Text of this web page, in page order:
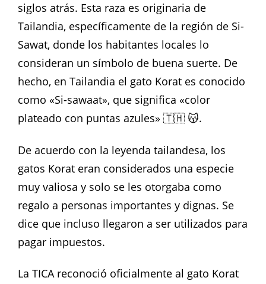
siglos atrás. Esta raza es originaria de
Tailandia, específicamente de la región de Si-
Sawat, donde los habitantes locales lo
consideran un símbolo de buena suerte. De
hecho, en Tailandia el gato Korat es conocido
como «Si-sawaat», que significa «color
plateado con puntas azules» 🇹🇭 😽.
De acuerdo con la leyenda tailandesa, los
gatos Korat eran considerados una especie
muy valiosa y solo se les otorgaba como
regalo a personas importantes y dignas. Se
dice que incluso llegaron a ser utilizados para
pagar impuestos.
La TICA reconoció oficialmente al gato Korat